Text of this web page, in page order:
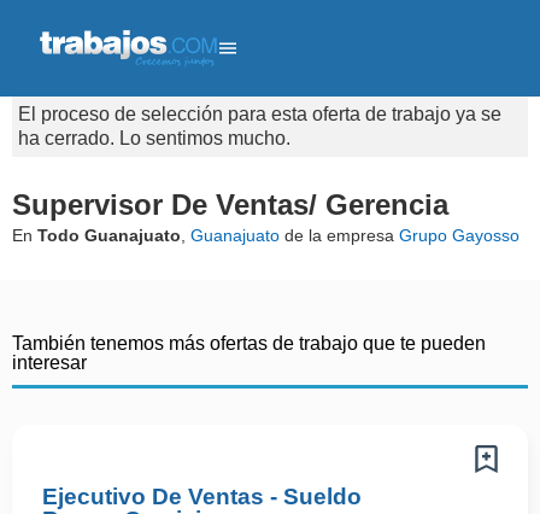
El proceso de selección para esta oferta de trabajo ya se
ha cerrado. Lo sentimos mucho.
Supervisor De Ventas/ Gerencia
En Todo Guanajuato Guanajuato de la empresa Grupo Gayosso
También tenemos más ofertas de trabajo que te pueden
interesar
Ejecutivo De Ventas - Sueldo